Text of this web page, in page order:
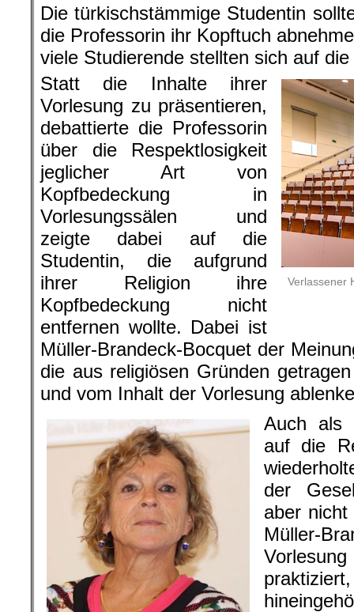
Die türkischstämmige Studentin
die Professorin ihr Kopftuch
viele Studierende stellten sich auf
Verlassener
Statt die Inhalte ihrer
Vorlesung zu präsentieren,
debattierte die Professorin
über die Respektlosigkeit
jeglicher Art von
Kopfbedeckung in
Vorlesungssälen und
zeigte dabei auf die
Studentin, die aufgrund
ihrer Religion ihre
Kopfbedeckung nicht
entfernen wollte. Dabei ist
Müller-Brandeck-Bocquet der
die aus religiösen Gründen
und vom Inhalt der Vorlesung
Auch als
auf die
der
aber
Müller-